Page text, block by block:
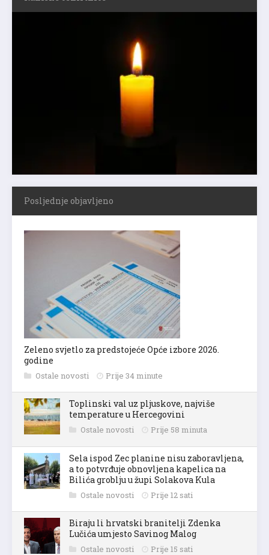
Posljednje objavljeno
Zeleno svjetlo za predstojeće Opće izbore 2026.
godine
Ostale novosti Prije 34 minute
Toplinski val uz pljuskove, najviše
temperature u Hercegovini
Ostale novosti Prije 58 minuta
Sela ispod Zec planine nisu zaboravljena,
a to potvrđuje obnovljena kapelica na
Bilića groblju u župi Solakova Kula
Ostale novosti Prije 12 sati
Biraju li hrvatski branitelji Zdenka
Lučića umjesto Savinog Malog
Ostale novosti Prije 15 sati